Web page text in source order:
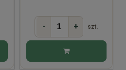
- + szt.